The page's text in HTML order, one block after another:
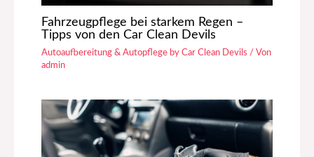
Fahrzeugpflege bei starkem Regen –
Tipps von den Car Clean Devils
Autoaufbereitung & Autopflege by Car Clean Devils / Von
admin